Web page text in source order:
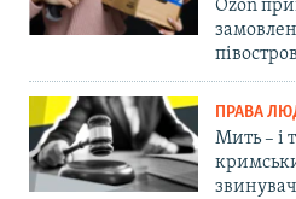
Ozon
ПРАВА
Мить – і